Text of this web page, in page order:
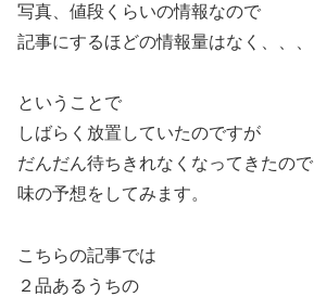
写真、値段くらいの情報なので
記事にするほどの情報量はなく、、、
ということで
しばらく放置していたのですが
だんだん待ちきれなくなってきたので
味の予想をしてみます。
こちらの記事では
２品あるうちの